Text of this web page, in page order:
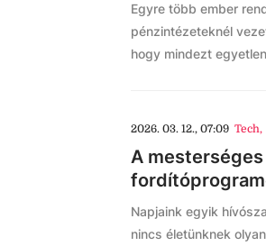
Egyre több ember
pénzintézeteknél
hogy mindezt
2026. 03. 12., 07:09 Tech,
A
Napjaink egyik
nincs életünknek